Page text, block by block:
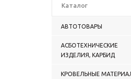
Каталог
АВТОТОВАРЫ
АСБОТЕХНИЧЕСКИЕ
ИЗДЕЛИЯ, КАРБИД
КРОВЕЛЬНЫЕ